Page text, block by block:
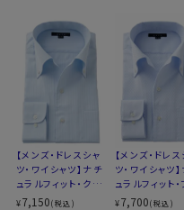
クールマックス®オールシ
定性により、日々のお手入
お手入れ方法は全シャツ
方法でお手入れする事で、
ます。
・洗濯ネットに入れ、脱水
に）。生地への負担が少なく
・洗濯後はできるだけ早め
衿型
イタリアンカラー
ボタンダウン
第一ボタンあり
なし
前立て
後身頃
バックダーツ入り
ポケット ポケットあり
柄
織柄無地
ラウンドカット
【メンズ・ドレスシャ
ツ・ワイシャツ】ナチ
ュラルフィット・クー
ルマックス・ドライ・
¥7,150(税込)
【メンズ・ドレ
ツ・ワイシャツ
ュラルフィット
ミアムコットン・
¥7,700(税込)